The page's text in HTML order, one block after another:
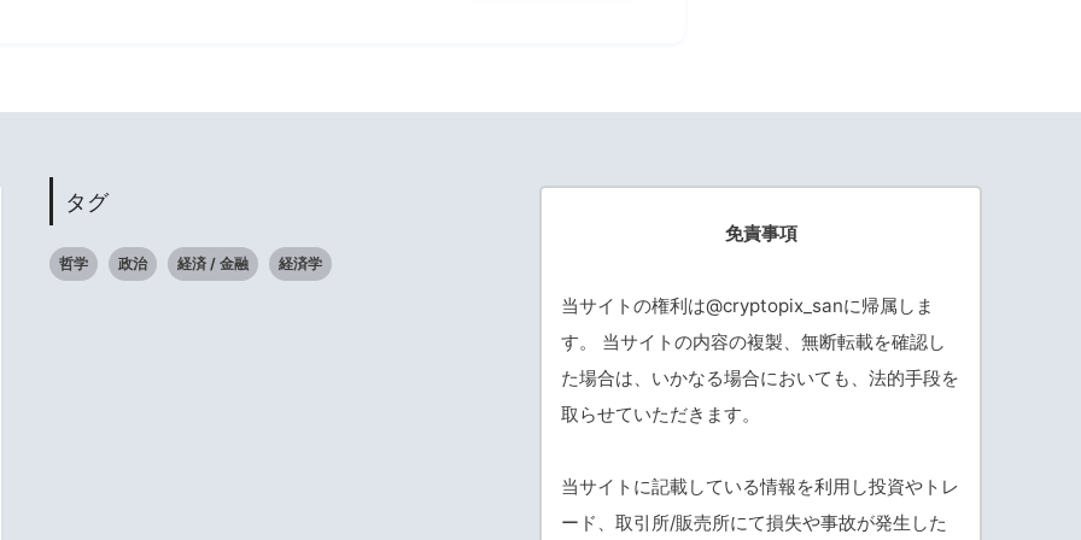
タグ
哲学 政治 経済 / 金融 経済学
免責事項
当サイトの権利は@cryptopix_sanに帰属しま
す。 当サイトの内容の複製、無断転載を確認し
た場合は、いかなる場合においても、法的手段を
取らせていただきます。
当サイトに記載している情報を利用し投資やトレ
ード、取引所/販売所にて損失や事故が発生した